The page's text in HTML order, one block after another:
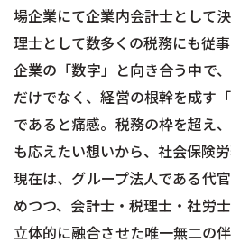
場企業にて企業内会計士として
理士として数多くの税務にも従事
企業の「数字」と向き合う中で
だけでなく、経営の根幹を成す
であると痛感。税務の枠を超え
も応えたい想いから、社会保険労
現在は、グループ法人である代
めつつ、会計士・税理士・社労
立体的に融合させた唯一無二の